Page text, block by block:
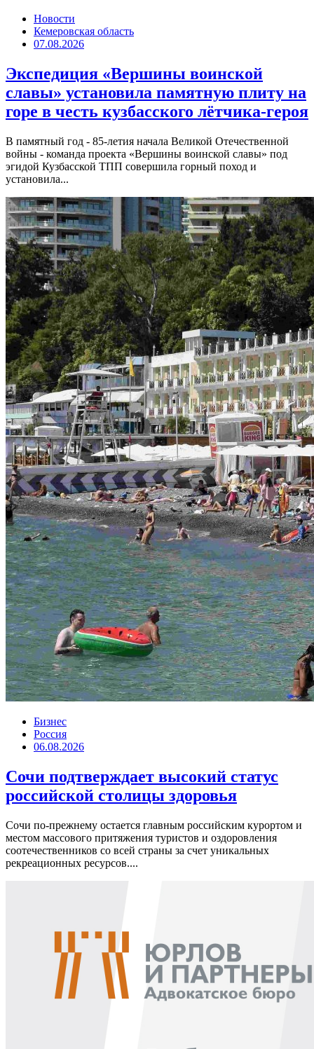
Новости
Кемеровская область
07.08.2026
Экспедиция «Вершины воинской
славы» установила памятную плиту на
горе в честь кузбасского лётчика-героя
В памятный год - 85-летия начала Великой Отечественной
войны - команда проекта «Вершины воинской славы» под
эгидой Кузбасской ТПП совершила горный поход и
установила...
Бизнес
Россия
06.08.2026
Сочи подтверждает высокий статус
российской столицы здоровья
Сочи по-прежнему остается главным российским курортом и
местом массового притяжения туристов и оздоровления
соотечественников со всей страны за счет уникальных
рекреационных ресурсов....